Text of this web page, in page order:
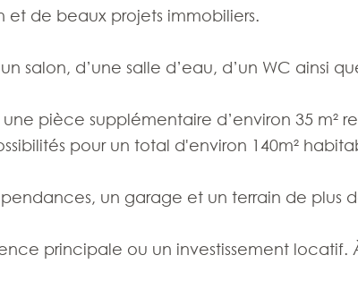
de beaux projets immobiliers.
salon, d’une salle d’eau, d’un WC ainsi
pièce supplémentaire d’environ 35 m²
pour un total d'environ 140m²
un garage et un terrain de plus
principale ou un investissement locatif.